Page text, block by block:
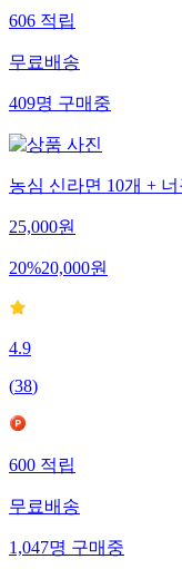
606적립
무료배송
409명구매중
농심 신라면 10개 +
25,000원
20%20,000원
4.9
(38)
600적립
무료배송
1,047명구매중